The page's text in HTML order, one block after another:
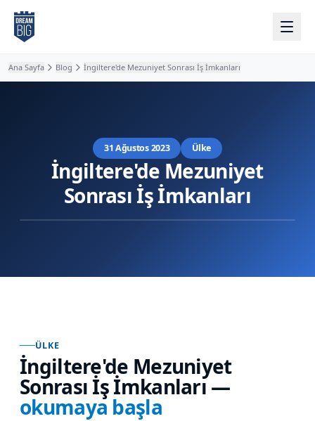
Ana içeriğe atla
Ana Sayfa Blog İngiltere'de Mezuniyet Sonrası İş İmkanları
31 Ağustos 2023 Ülke
İngiltere'de Mezuniyet
Sonrası İş İmkanları
ÜLKE
İngiltere'de Mezuniyet
Sonrası İş İmkanları—
okumaya başla